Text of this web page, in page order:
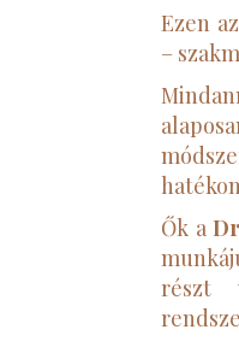
Ezen
–
Ők a
részt